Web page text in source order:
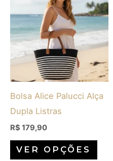
Bolsa Alice Palucci Alça
Dupla Listras
R$ 179,90
VER OPÇÕES
As
na